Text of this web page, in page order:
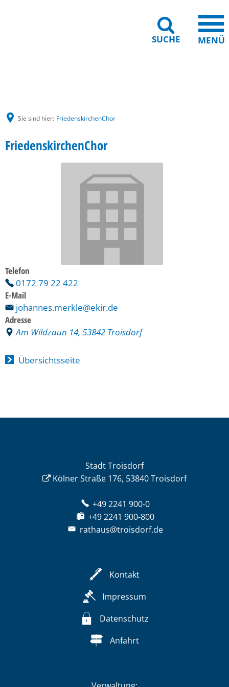
SUCHE MENÜ
Sie sind hier: FriedenskirchenChor
FriedenskirchenChor
Telefon
0172 79 22 422
E-Mail
johannes.merkle@ekir.de
Adresse
Am Wildzaun 14, 53842 Troisdorf
Übersichtsseite
Stadt Troisdorf
Kölner Straße 176, 53840 Troisdorf
+49 2241 900-0
+49 2241 900-800
rathaus@troisdorf.de
Kontakt
Impressum
Datenschutz
Anfahrt